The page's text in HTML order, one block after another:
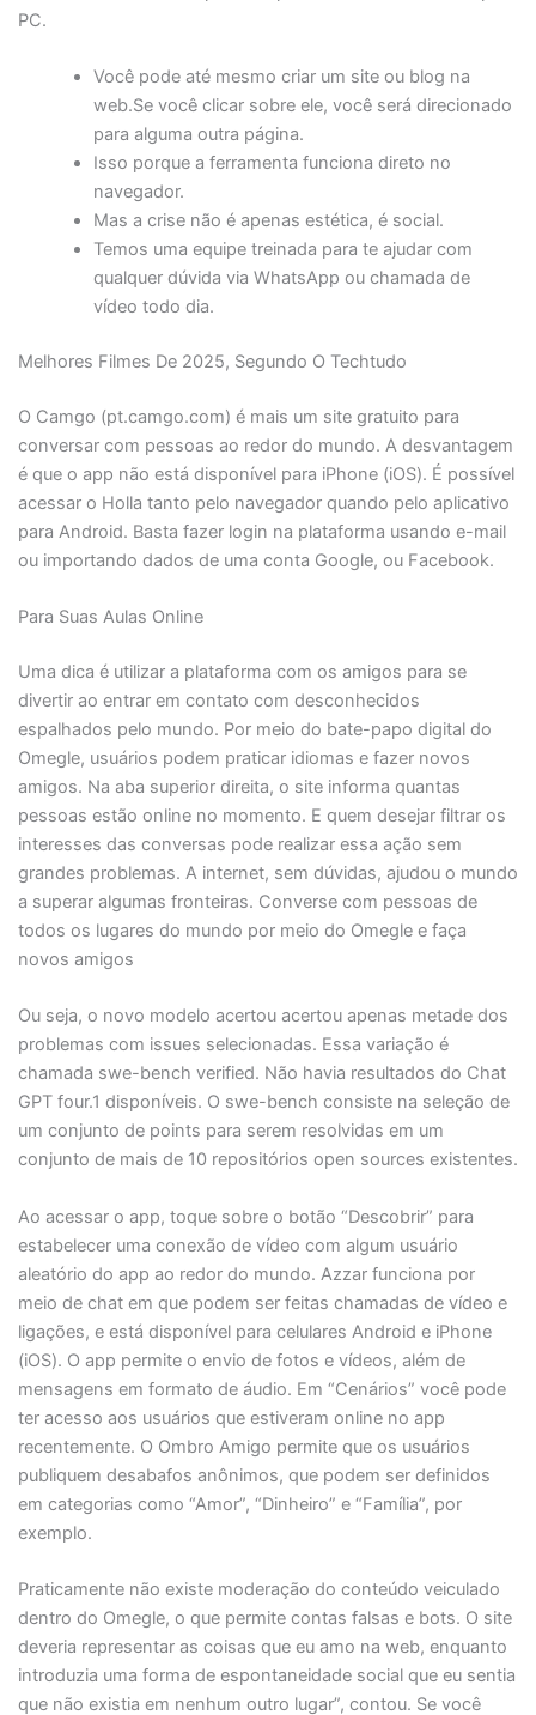
PC.
Você pode até mesmo criar um site ou blog na
web.Se você clicar sobre ele, você será direcionado
para alguma outra página.
Isso porque a ferramenta funciona direto no
navegador.
Mas a crise não é apenas estética, é social.
Temos uma equipe treinada para te ajudar com
qualquer dúvida via WhatsApp ou chamada de
vídeo todo dia.
Melhores Filmes De 2025, Segundo O Techtudo
O Camgo (pt.camgo.com) é mais um site gratuito para
conversar com pessoas ao redor do mundo. A desvantagem
é que o app não está disponível para iPhone (iOS). É possível
acessar o Holla tanto pelo navegador quando pelo aplicativo
para Android. Basta fazer login na plataforma usando e-mail
ou importando dados de uma conta Google, ou Facebook.
Para Suas Aulas Online
Uma dica é utilizar a plataforma com os amigos para se
divertir ao entrar em contato com desconhecidos
espalhados pelo mundo. Por meio do bate-papo digital do
Omegle, usuários podem praticar idiomas e fazer novos
amigos. Na aba superior direita, o site informa quantas
pessoas estão online no momento. E quem desejar filtrar os
interesses das conversas pode realizar essa ação sem
grandes problemas. A internet, sem dúvidas, ajudou o mundo
a superar algumas fronteiras. Converse com pessoas de
todos os lugares do mundo por meio do Omegle e faça
novos amigos
Ou seja, o novo modelo acertou acertou apenas metade dos
problemas com issues selecionadas. Essa variação é
chamada swe-bench verified. Não havia resultados do Chat
GPT four.1 disponíveis. O swe-bench consiste na seleção de
um conjunto de points para serem resolvidas em um
conjunto de mais de 10 repositórios open sources existentes.
Ao acessar o app, toque sobre o botão “Descobrir” para
estabelecer uma conexão de vídeo com algum usuário
aleatório do app ao redor do mundo. Azzar funciona por
meio de chat em que podem ser feitas chamadas de vídeo e
ligações, e está disponível para celulares Android e iPhone
(iOS). O app permite o envio de fotos e vídeos, além de
mensagens em formato de áudio. Em “Cenários” você pode
ter acesso aos usuários que estiveram online no app
recentemente. O Ombro Amigo permite que os usuários
publiquem desabafos anônimos, que podem ser definidos
em categorias como “Amor”, “Dinheiro” e “Família”, por
exemplo.
Praticamente não existe moderação do conteúdo veiculado
dentro do Omegle, o que permite contas falsas e bots. O site
deveria representar as coisas que eu amo na web, enquanto
introduzia uma forma de espontaneidade social que eu sentia
que não existia em nenhum outro lugar”, contou. Se você